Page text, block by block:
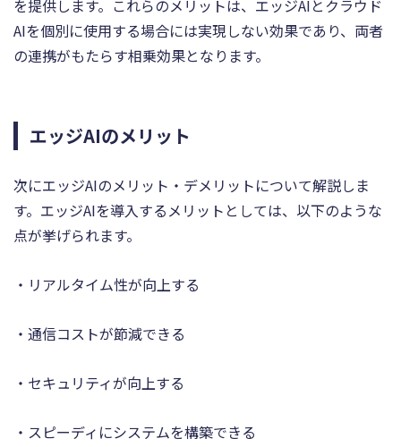
を提供します。これらのメリットは、エッジAIとクラウド
AIを個別に使用する場合には実現しない効果であり、両者
の連携がもたらす相乗効果となります。
エッジAIのメリット
次にエッジAIのメリット・デメリットについて解説しま
す。エッジAIを導入するメリットとしては、以下のような
点が挙げられます。
・リアルタイム性が向上する
・通信コストが節減できる
・セキュリティが向上する
・スピーディにシステムを構築できる